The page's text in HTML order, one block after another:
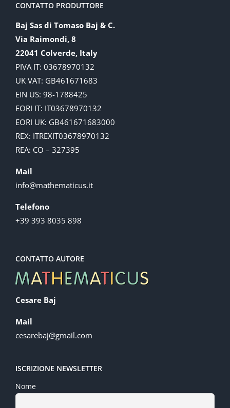
CONTATTO PRODUTTORE
Baj Sas di Tomaso Baj & C.
Via Raimondi, 8
22041 Colverde, Italy
PIVA IT: 03678970132
UK VAT: GB461671683
EIN US: 98-1788425
EORI IT: IT03678970132
EORI UK: GB461671683000
REX: ITREXIT03678970132
REA: CO – 327395
Mail
info@mathematicus.it
Telefono
+39 393 8035 898
CONTATTO AUTORE
Cesare Baj
Mail
cesarebaj@gmail.com
ISCRIZIONE NEWSLETTER
Nome